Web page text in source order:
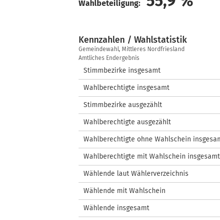
Wahlbeteiligung:
Kennzahlen / Wahlstatistik
Kennzahlen
/
Wahlstatistik
Gemeindewahl, Mittleres Nordfriesland
Amtliches Endergebnis
Stimmbezirke insgesamt
Wahlberechtigte insgesamt
Stimmbezirke ausgezählt
Wahlberechtigte ausgezählt
Wahlberechtigte ohne Wahlschein
Wahlberechtigte mit Wahlschein insgesamt
Wählende laut Wählerverzeichnis
Wählende mit Wahlschein
Wählende insgesamt